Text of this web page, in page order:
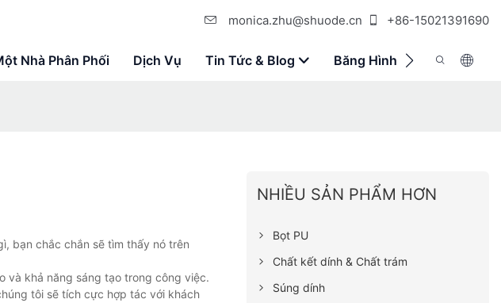
monica.zhu@shuode.cn +86-15021391690
Nhà Phân Phối Dịch Vụ Tin Tức & Blog Băng Hình Liên Hệ Với
bạn chắc chắn sẽ tìm thấy nó trên
và khả năng sáng tạo trong công việc.
tôi sẽ tích cực hợp tác với khách
NHIỀU SẢN PHẨM HƠN
Bọt PU
Chất kết dính & Chất trám
Súng dính